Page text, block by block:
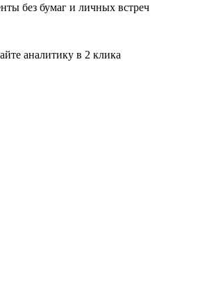
без бумаг и личных встреч
аналитику в 2 клика